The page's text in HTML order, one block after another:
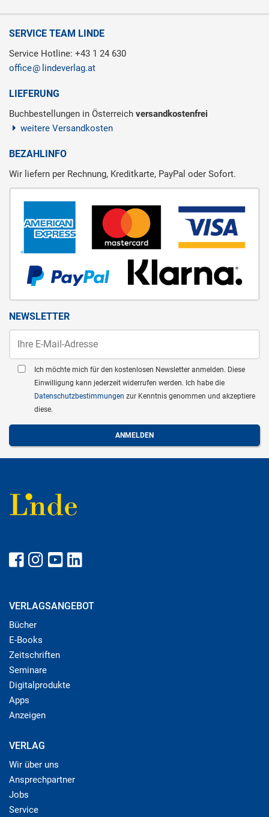
SERVICE TEAM LINDE
Service Hotline: +43 1 24 630
office
lindeverlag.at
LIEFERUNG
Buchbestellungen in Österreich versandkostenfrei
weitere Versandkosten
BEZAHLINFO
Wir liefern per Rechnung, Kreditkarte, PayPal oder Sofort.
NEWSLETTER
Ich möchte mich für den kostenlosen Newsletter anmelden. Diese
Einwilligung kann jederzeit widerrufen werden. Ich habe die
Datenschutzbestimmungen zur Kenntnis genommen und akzeptiere
diese.
VERLAGSANGEBOT
Bücher
E-Books
Zeitschriften
Seminare
Digitalprodukte
Apps
Anzeigen
VERLAG
Wir über uns
Ansprechpartner
Jobs
Service